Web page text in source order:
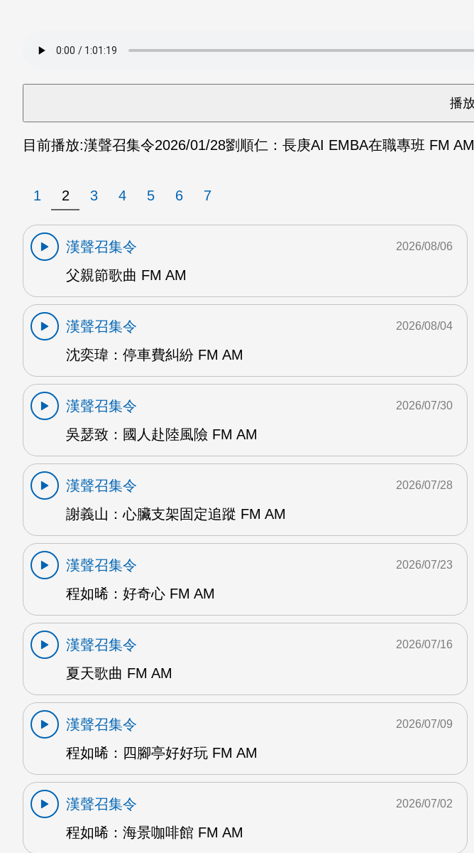
目前播放:漢聲召集令2026/01/28劉順仁：長庚AI EMBA在職專班 FM AM
1 2 3 4 5 6 7
漢聲召集令
父親節歌曲 FM AM
2026/08/06
漢聲召集令
沈奕瑋：停車費糾紛 FM AM
2026/08/04
漢聲召集令
吳瑟致：國人赴陸風險 FM AM
2026/07/30
漢聲召集令
謝義山：心臟支架固定追蹤 FM AM
2026/07/28
漢聲召集令
程如晞：好奇心 FM AM
2026/07/23
漢聲召集令
夏天歌曲 FM AM
2026/07/16
漢聲召集令
程如晞：四腳亭好好玩 FM AM
2026/07/09
漢聲召集令
程如晞：海景咖啡館 FM AM
2026/07/02